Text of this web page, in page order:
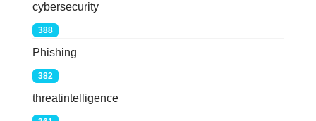
cybersecurity
388
Phishing
382
threatintelligence